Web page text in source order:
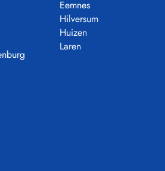
Eemnes
Hilversum
Huizen
Laren